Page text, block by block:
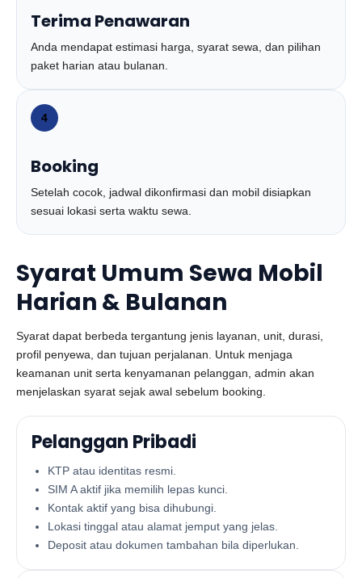
Terima Penawaran
Anda mendapat estimasi harga, syarat sewa, dan pilihan
paket harian atau bulanan.
4
Booking
Setelah cocok, jadwal dikonfirmasi dan mobil disiapkan
sesuai lokasi serta waktu sewa.
Syarat Umum Sewa Mobil
Harian & Bulanan
Syarat dapat berbeda tergantung jenis layanan, unit, durasi,
profil penyewa, dan tujuan perjalanan. Untuk menjaga
keamanan unit serta kenyamanan pelanggan, admin akan
menjelaskan syarat sejak awal sebelum booking.
Pelanggan Pribadi
KTP atau identitas resmi.
SIM A aktif jika memilih lepas kunci.
Kontak aktif yang bisa dihubungi.
Lokasi tinggal atau alamat jemput yang jelas.
Deposit atau dokumen tambahan bila diperlukan.